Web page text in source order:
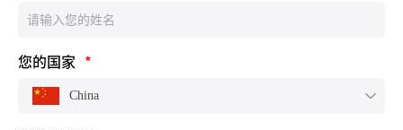
您的国家 *
China